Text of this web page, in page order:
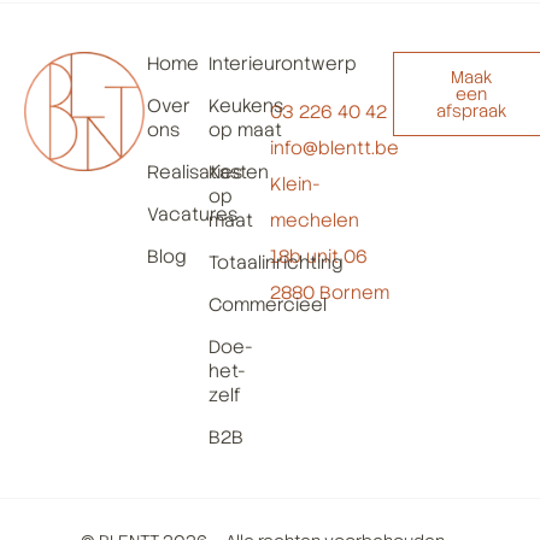
Home
Over
ons
Realisaties
Vacatures
Blog
Interieurontwerp
Keukens
op maat
Kasten
op
maat
Totaalinrichting
Commercieel
Doe-
het-
zelf
B2B
03 226 40 42
info@blentt.be
Klein-
mechelen
18b unit 06
2880 Bornem
Maak
een
afspraak